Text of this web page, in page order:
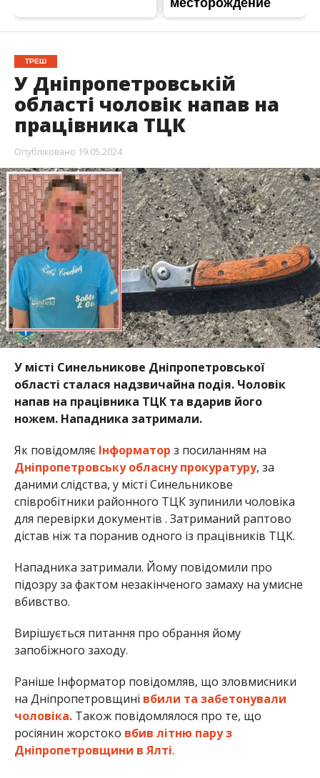
ТРЕШ
У Дніпропетровській
області чоловік напав на
працівника ТЦК
Опубліковано 19.05.2024
У місті Синельникове Дніпропетровської
області сталася надзвичайна подія. Чоловік
напав на працівника ТЦК та вдарив його
ножем. Нападника затримали.
Як повідомляєІнформатор з посиланням на
Дніпропетровську обласну прокуратуру, за
даними слідства, у місті Синельникове
співробітники районного ТЦК зупинили чоловіка
для перевірки документів . Затриманий раптово
дістав ніж та поранив одного із працівників ТЦК.
Нападника затримали. Йому повідомили про
підозру за фактом незакінченого замаху на умисне
вбивство.
Вирішується питання про обрання йому
запобіжного заходу.
Раніше Інформатор повідомляв, що зловмисники
на Дніпропетровщині вбили та забетонували
чоловіка.Також повідомлялося про те, що
росіянин жорстоко вбив літню пару з
Дніпропетровщини в Ялті.